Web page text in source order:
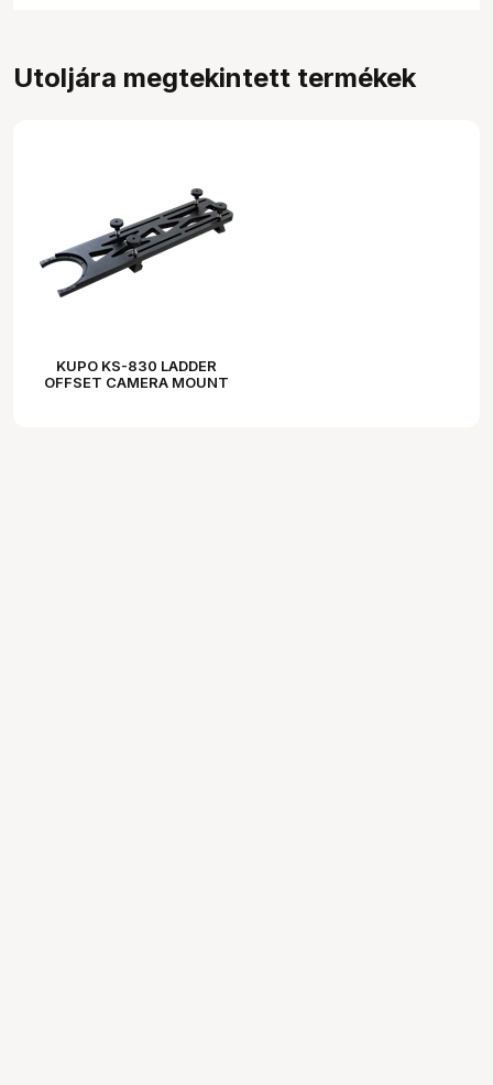
Utoljára megtekintett termékek
KUPO KS-830 LADDER
OFFSET CAMERA MOUNT